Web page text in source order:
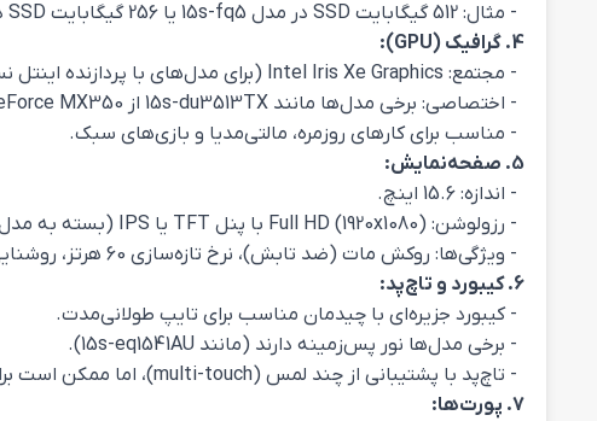
- مثال: 512 گیگابایت SSD در مدل 15s-fq5 یا 256 گیگابایت SSD در 15s-eq15.[](https://raitop.ir/product/hp-15s-fq50-i5-1240p/)[](https://raitop.ir/product/hp-laptop-15s-eq15/)
4. گرافیک (GPU):
- مجتمع: Intel Iris Xe Graphics (برای مدل‌های با پردازنده اینتل نسل 11 و 12) یا AMD Radeon Vega Graphics (برای مدل‌های AMD).
- اختصاصی: برخی مدل‌ها مانند 15s-du3513TX از Nvidia GeForce MX350 با 2 گیگابایت حافظه GDDR5 استفاده می‌کنند.
- مناسب برای کارهای روزمره، مالتی‌مدیا و بازی‌های سبک.
5. صفحه‌نمایش:
- اندازه: 15.6 اینچ.
- رزولوشن: Full HD (1920x1080) با پنل TFT یا IPS (بسته به مدل).
- ویژگی‌ها: روکش مات (ضد تابش)، نرخ تازه‌سازی 60 هرتز، روشنایی حدود 220-250 نیت.
6. کیبورد و تاچ‌پد:
- کیبورد جزیره‌ای با چیدمان مناسب برای تایپ طولانی‌مدت.
- برخی مدل‌ها نور پس‌زمینه دارند (مانند 15s-eq1541AU).
- تاچ‌پد با پشتیبانی از چند لمس (multi-touch)، اما ممکن است برای دستورات پیچیده چندلمسی ایده‌آل نباشد.
7. پورت‌ها: